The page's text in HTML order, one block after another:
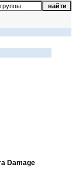
Damage